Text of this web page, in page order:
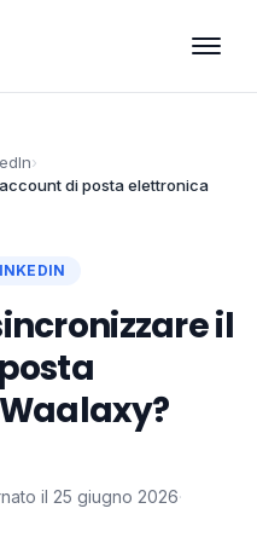
›
di posta elettronica
il
il 25 giugno 2026·